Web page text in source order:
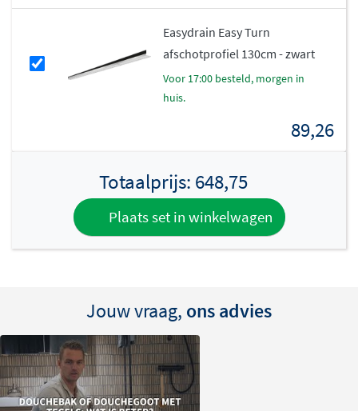
Easydrain Easy Turn
afschotprofiel 130cm - zwart
voor 17:00 besteld, morgen in
huis.
89,26
Totaalprijs: 648,75
Plaats set in winkelwagen
Jouw vraag, ons advies